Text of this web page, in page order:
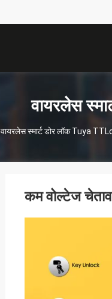
वायरलेस
वायरलेस स्मार्ट डोर लॉक Tuya
कम वोल्टेज